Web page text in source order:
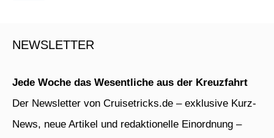
NEWSLETTER
Jede Woche das Wesentliche aus der Kreuzfahrt
Der Newsletter von Cruisetricks.de – exklusive Kurz-
News, neue Artikel und redaktionelle Einordnung –